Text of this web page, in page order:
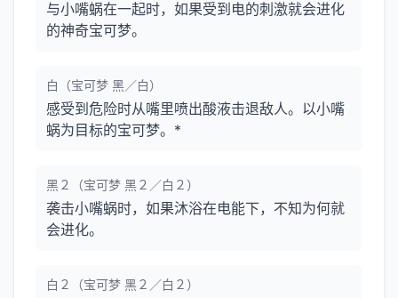
与小嘴蜗在一起时，如果受到电的刺激就会进化
的神奇宝可梦。
白（宝可梦 黑／白）
感受到危险时从嘴里喷出酸液击退敌人。以小嘴
蜗为目标的宝可梦。*
黑２（宝可梦 黑２／白２）
袭击小嘴蜗时，如果沐浴在电能下，不知为何就
会进化。
白２（宝可梦 黑２／白２）